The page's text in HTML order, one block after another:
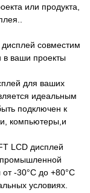
или продукта,
совместим
в ваши проекты
для ваших
идеальным
подключен к
компьютеры,и
LCD дисплей
промышленной
-30°C до +80°C
условиях.